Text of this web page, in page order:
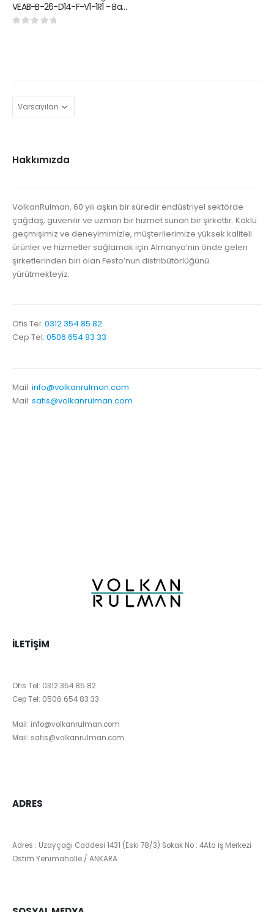
VEAB-B-26-D14-F-V1-1R1 - Basınç Oransal Regülatör
Hakkımızda
VolkanRulman, 60 yılı aşkın bir süredir endüstriyel sektörde
çağdaş, güvenilir ve uzman bir hizmet sunan bir şirkettir. Köklü
geçmişimiz ve deneyimimizle, müşterilerimize yüksek kaliteli
ürünler ve hizmetler sağlamak için Almanya’nın önde gelen
şirketlerinden biri olan Festo’nun distribütörlüğünü
yürütmekteyiz.
Ofis Tel: 0312 354 85 82
Cep Tel: 0506 654 83 33
Mail: info@volkanrulman.com
Mail: satis@volkanrulman.com
İLETIŞIM
Ofis Tel: 0312 354 85 82
Cep Tel: 0506 654 83 33
Mail: info@volkanrulman.com
Mail: satis@volkanrulman.com
ADRES
Adres : Uzayçağı Caddesi 1431 (Eski 78/3) Sokak No : 4Ata İş Merkezi
Ostim Yenimahalle / ANKARA